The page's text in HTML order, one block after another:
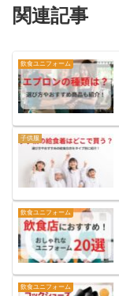
関連記事
飲食ユニフォーム
子供服
飲食ユニフォーム
飲食ユニフォーム